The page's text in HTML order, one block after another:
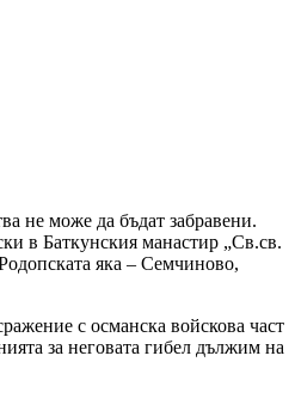
не може да бъдат забравени.
в Баткунския манастир „Св.св.
яка – Семчиново,
с османска войскова част
за неговата гибел дължим на